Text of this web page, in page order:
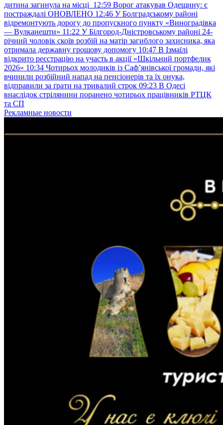
дитина загинула на місці 12:59 Ворог атакував Одещину: є
постраждалі ОНОВЛЕНО 12:46 У Болградському районі
відремонтують дорогу до пропускного пункту «Виноградівка
— Вулканешти» 11:22 У Білгород-Дністровському районі 24-
річний чоловік скоїв розбій на матір загиблого захисника, яка
отримала державну грошову допомогу 10:47 В Ізмаїлі
відкрито реєстрацію на участь в акції «Шкільний портфелик
2026» 10:34 Чотирьох молодиків із Саф’янівської громади, які
вчинили розбійний напад на пенсіонерів та їх онука,
відправили за ґрати на тривалий строк 09:23 В Одесі
внаслідок стрілянини поранено чотирьох працівників РТЦК
та СП
Рекламные новости